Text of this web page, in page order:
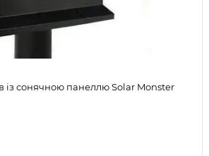
із сонячною панеллю Solar Monster